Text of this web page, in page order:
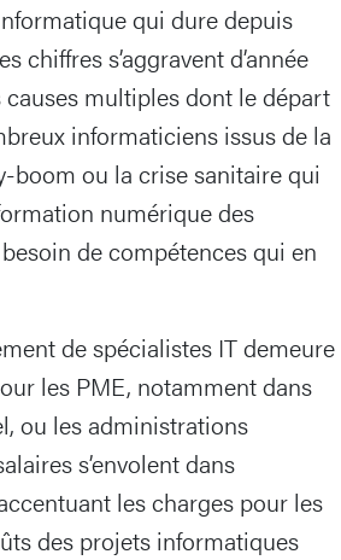
qui dure depuis
chiffres s’aggravent d’année
causes multiples dont le départ
informaticiens issus de la
boom ou la crise sanitaire qui
numérique des
de compétences qui en
de spécialistes IT demeure
les PME, notamment dans
ou les administrations
s’envolent dans
les charges pour les
des projets informatiques